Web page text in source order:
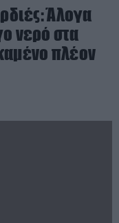
Άλογα
νερό στα
πλέον